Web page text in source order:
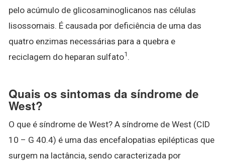
pelo acúmulo de glicosaminoglicanos nas células
lisossomais. É causada por deficiência de uma das
quatro enzimas necessárias para a quebra e
reciclagem do heparan sulfato1 .
Quais os sintomas da síndrome de
West?
O que é síndrome de West? A síndrome de West (CID
10 – G 40.4) é uma das encefalopatias epilépticas que
surgem na lactância, sendo caracterizada por